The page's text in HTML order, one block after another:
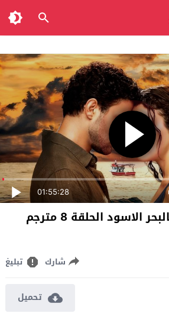
01:55:28
الحلقة 8 مترجم
شارك تبليغ
تحميل